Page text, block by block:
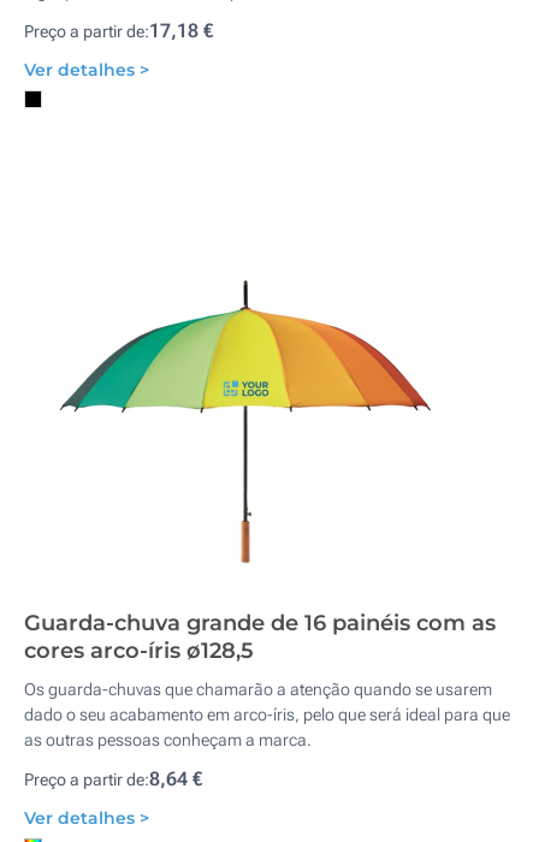
Preço a partir de:17,18 €
Ver detalhes >
Guarda-chuva grande de 16 painéis com as
cores arco-íris ø128,5
Os guarda-chuvas que chamarão a atenção quando se usarem
dado o seu acabamento em arco-íris, pelo que será ideal para que
as outras pessoas conheçam a marca.
Preço a partir de:8,64 €
Ver detalhes >